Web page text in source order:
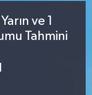
ve 1
Tahmini